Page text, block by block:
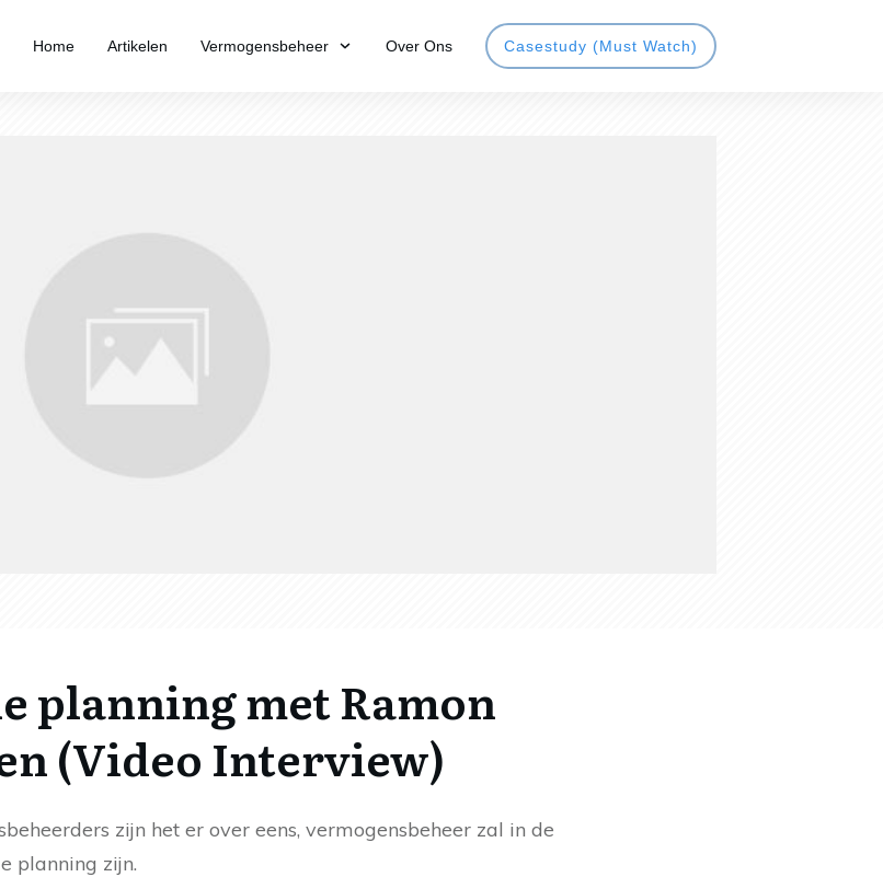
Home Artikelen Vermogensbeheer Over Ons Casestudy (Must Watch)
planning met Ramon
(Video Interview)
zijn het er over eens, vermogensbeheer zal in de
planning zijn.